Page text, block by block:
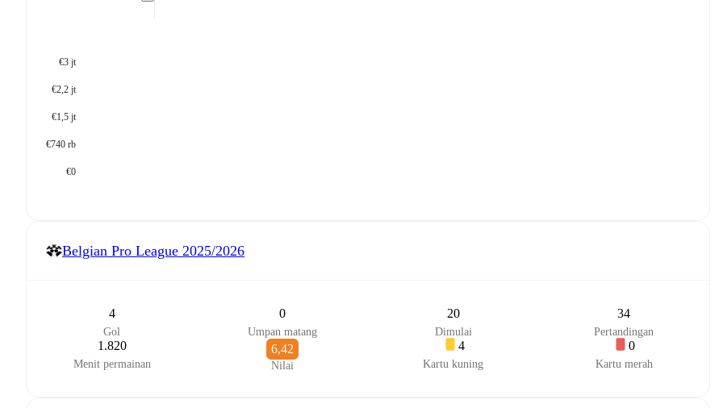
€3 jt
€2,2 jt
€1,5 jt
€740 rb
€0
Belgian Pro League 2025/2026
4
Gol
0
Umpan matang
20
Dimulai
34
Pertandingan
1.820
Menit permainan
6,42
Nilai
4
Kartu kuning
0
Kartu merah